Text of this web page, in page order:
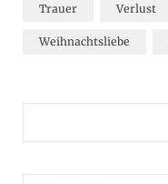
Trauer Verlust
Weihnachtsliebe